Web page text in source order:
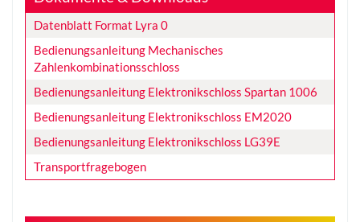
Datenblatt Format Lyra 0
Bedienungsanleitung Mechanisches
Zahlenkombinationsschloss
Bedienungsanleitung Elektronikschloss Spartan 1006
Bedienungsanleitung Elektronikschloss EM2020
Bedienungsanleitung Elektronikschloss LG39E
Transportfragebogen